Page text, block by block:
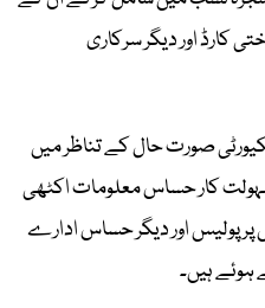
کارڈ اور دیگر سرکاری
صورت حال کے تناظر میں
کار حساس معلومات اکٹھی
پولیس اور دیگر حساس ادارے
ہوئے ہیں۔